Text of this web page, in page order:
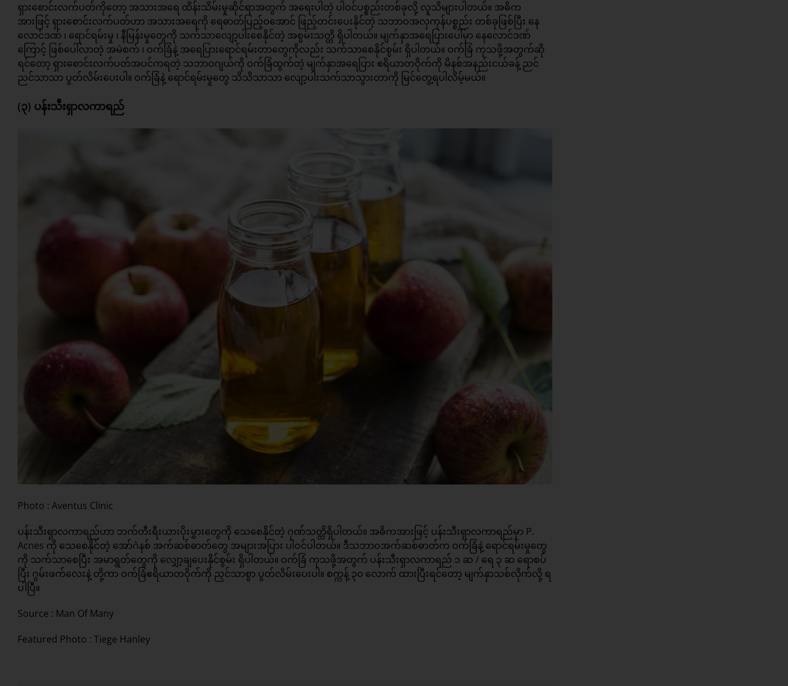
ရှားစောင်းလက်ပတ်ကိုတော့ အသားအရေ ထိန်းသိမ်းမှုဆိုင်ရာအတွက် အရေးပါတဲ့ ပါဝင်ပစ္စည်းတစ်ခုလို့ လူသိများပါတယ်။ အဓိက
အားဖြင့် ရှားစောင်းလက်ပတ်ဟာ အသားအရေကို ရေဓာတ်ပြည့်ဝအောင် ဖြည့်တင်းပေးနိုင်တဲ့ သဘာဝအလှကုန်ပစ္စည်း တစ်ခုဖြစ်ပြီး နေ
လောင်ဒဏ် ၊ ရောင်ရမ်းမှု ၊ နီမြန်းမှုတွေကို သက်သာလျော့ပါးစေနိုင်တဲ့ အစွမ်းသတ္တိ ရှိပါတယ်။ မျက်နှာအရေပြားပေါ်မှာ နေလောင်ဒဏ်
ကြောင့် ဖြစ်ပေါ်လာတဲ့ အမဲစက် ၊ ဝက်ခြံနဲ့ အရေပြားရောင်ရမ်းတာတွေကိုလည်း သက်သာစေနိုင်စွမ်း ရှိပါတယ်။ ဝက်ခြံ ကုသဖို့အတွက်ဆို
ရင်တော့ ရှားစောင်းလက်ပတ်အပင်ကရတဲ့ သဘာဝဂျယ်ကို ဝက်ခြံထွက်တဲ့ မျက်နှာအရေပြား ဧရိယာတဝိုက်ကို မိနစ်အနည်းငယ်ခန့် ညင်
ညင်သာသာ ပွတ်လိမ်းပေးပါ။ ဝက်ခြံနဲ့ ရောင်ရမ်းမှုတွေ သိသိသာသာ လျော့ပါးသက်သာသွားတာကို မြင်တွေ့ရပါလိမ့်မယ်။
(၃) ပန်းသီးရှာလကာရည်
Photo : Aventus Clinic
ပန်းသီးရှာလကာရည်ဟာ ဘက်တီးရီးယားပိုးမွှားတွေကို‌ သေစေနိုင်တဲ့ ဂုဏ်သတ္တိရှိပါတယ်။ အဓိကအားဖြင့် ပန်းသီးရှာလကာရည်မှာ P.
Acnes ကို သေစေနိုင်တဲ့ အော်ဂဲနစ် အက်ဆစ်ဓာတ်တွေ အများအပြား ပါဝင်ပါတယ်။ ဒီသဘာဝအက်ဆစ်ဓာတ်က ဝက်ခြံနဲ့ ရောင်ရမ်းမှုတွေ
ကို သက်သာစေပြီး အမာရွတ်တွေကို လျှော့ချပေးနိုင်စွမ်း ရှိပါတယ်။ ဝက်ခြံ ကုသဖို့အတွက် ပန်းသီးရှာလကာရည် ၁ ဆ / ရေ ၃ ဆ ရောစပ်
ပြီး ဂွမ်းဖက်လေးနဲ့ တို့ကာ ဝက်ခြံဧရိယာတဝိုက်ကို ညှင်သာစွာ ပွတ်လိမ်းပေးပါ။ စက္ကန့် ၃၀ လောက် ထားပြီးရင်တော့ မျက်နှာသစ်လိုက်လို့ ရ
ပါပြီ။
Source : Man Of Many
Featured Photo : Tiege Hanley